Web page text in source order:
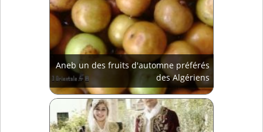
Aneb un des fruits d'automne préférés
des Algériens